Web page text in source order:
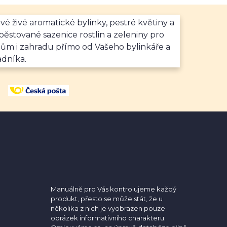
živé aromatické bylinky, pestré květiny a
sazenice rostlin a zeleniny pro
i zahradu přímo od Vašeho bylinkáře a
Manuálně pro Vás kontrolujeme každý
produkt, přesto se může stát, že u
několika z nich je vyobrazen pouze
obrázek informativního charakteru.